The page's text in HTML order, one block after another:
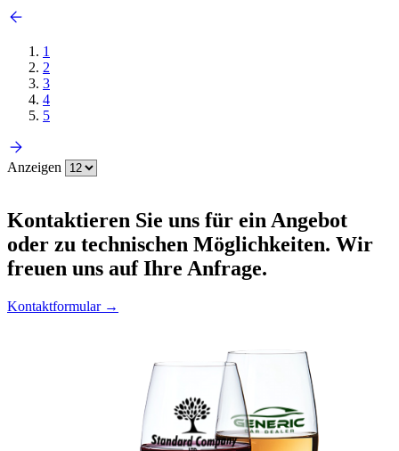
1
2
3
4
5
Anzeigen
Kontaktieren Sie uns für ein Angebot
oder zu technischen Möglichkeiten. Wir
freuen uns auf Ihre Anfrage.
Kontaktformular →